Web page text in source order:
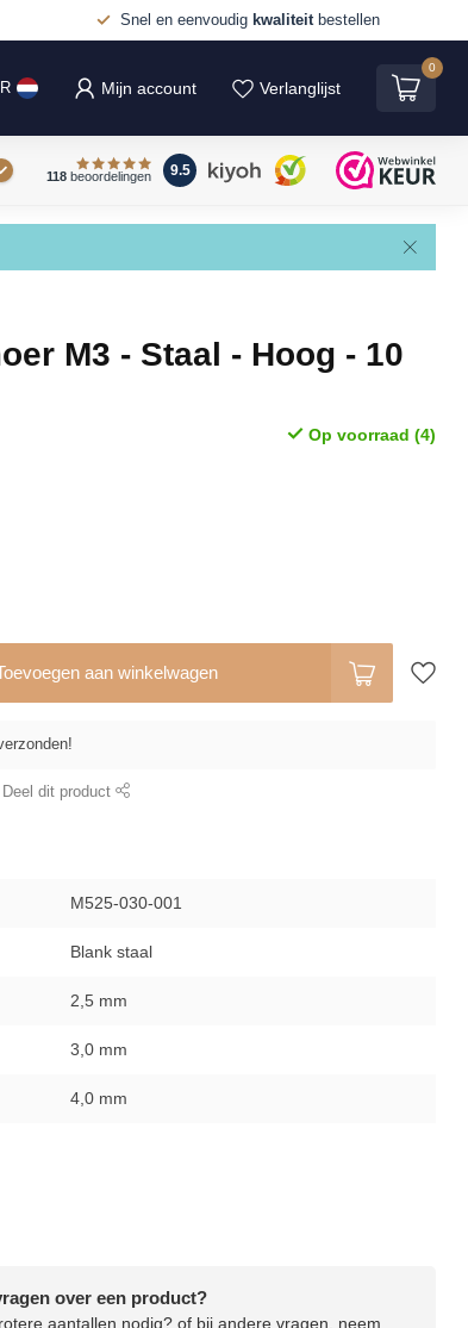
Snel en eenvoudig kwaliteitbestellen
Mijn account Verlanglijst
0
118 beoordelingen 9.5
M3 - Staal - Hoog - 10
Op voorraad (4)
aan winkelwagen
Deel dit product
M525-030-001
Blank staal
2,5 mm
3,0 mm
4,0 mm
over een product?
aantallen nodig? of bij andere vragen, neem